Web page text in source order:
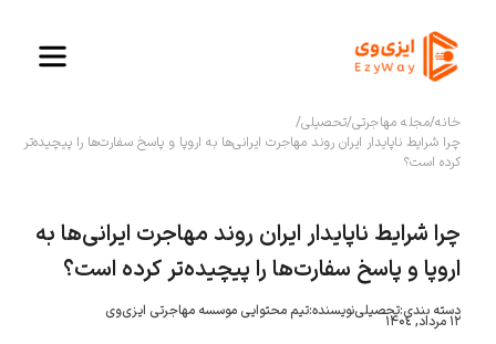
خانه/مجله مهاجرتی/تحصیلی/
چرا شرایط ناپایدار ایران روند مهاجرت ایرانی‌ها به اروپا و پاسخ سفارت‌ها را پیچیده‌تر
کرده است؟
چرا شرایط ناپایدار ایران روند مهاجرت ایرانی‌ها به
اروپا و پاسخ سفارت‌ها را پیچیده‌تر کرده است؟
دسته بندی:تحصیلینویسنده:تیم محتوایی موسسه مهاجرتی ایزی‌وی
١٢ مرداد, ۱۴۰٤